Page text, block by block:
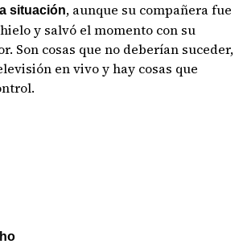
situación, aunque su compañera fue
y salvó el momento con su
Son cosas que no deberían suceder,
en vivo y hay cosas que